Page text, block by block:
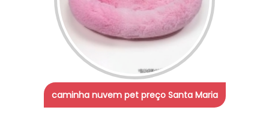
caminha nuvem pet preço Santa Maria